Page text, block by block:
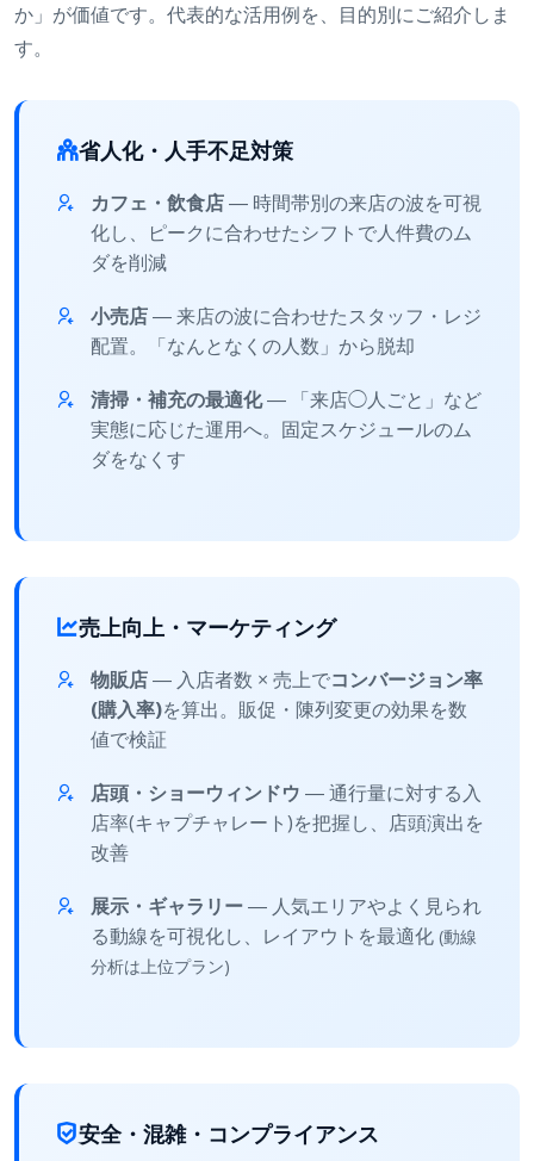
か」が価値です。代表的な活用例を、目的別にご紹介しま
す。
省人化・人手不足対策
カフェ・飲食店― 時間帯別の来店の波を可視
化し、ピークに合わせたシフトで人件費のム
ダを削減
小売店― 来店の波に合わせたスタッフ・レジ
配置。「なんとなくの人数」から脱却
清掃・補充の最適化― 「来店◯人ごと」など
実態に応じた運用へ。固定スケジュールのム
ダをなくす
売上向上・マーケティング
物販店― 入店者数 × 売上でコンバージョン率
(購入率)を算出。販促・陳列変更の効果を数
値で検証
店頭・ショーウィンドウ ― 通行量に対する入
店率(キャプチャレート)を把握し、店頭演出を
改善
展示・ギャラリー― 人気エリアやよく見られ
る動線を可視化し、レイアウトを最適化 (動線
分析は上位プラン)
安全・混雑・コンプライアンス